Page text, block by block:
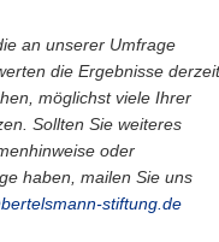
an unserer Umfrage
die Ergebnisse derzeit
möglichst viele Ihrer
Sollten Sie weiteres
oder
haben, mailen Sie uns
stiftung.de